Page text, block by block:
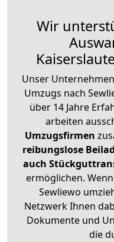
Wir
Unser
Umzugs nach
über 14 Jahre
arbeiten
Umzugsfirmen
reibungslose
auch
ermöglichen.
Sewliewo
Netzwerk Ihnen
Dokumente und
die